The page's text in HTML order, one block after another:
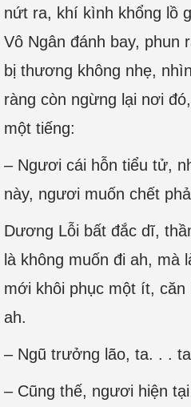
nứt ra, khí kình khổng lồ
Vô Ngân đánh bay, phun
bị thương không nhẹ,
ràng còn ngừng lại nơi
một tiếng:
– Ngươi cái hỗn tiểu tử,
này, ngươi muốn chết
Dương Lỗi bất đắc dĩ,
là không muốn đi ah, mà
mới khôi phục một ít,
ah.
– Ngũ trưởng lão, ta. . .
– Cũng thế, ngươi hiện